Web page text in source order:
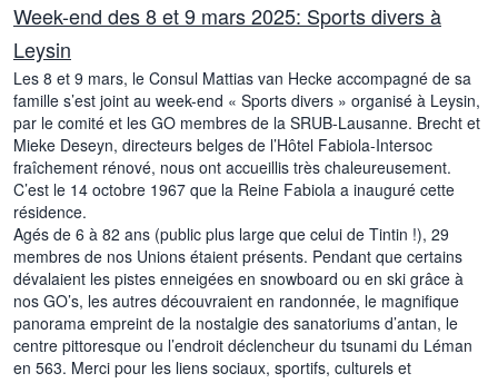
Week-end des 8 et 9 mars 2025: Sports divers à
Leysin
Les 8 et 9 mars, le Consul Mattias van Hecke accompagné de sa
famille s’est joint au week-end « Sports divers » organisé à Leysin,
par le comité et les GO membres de la SRUB-Lausanne. Brecht et
Mieke Deseyn, directeurs belges de l’Hôtel Fabiola-Intersoc
fraîchement rénové, nous ont accueillis très chaleureusement.
C’est le 14 octobre 1967 que la Reine Fabiola a inauguré cette
résidence.
Agés de 6 à 82 ans (public plus large que celui de Tintin !), 29
membres de nos Unions étaient présents. Pendant que certains
dévalaient les pistes enneigées en snowboard ou en ski grâce à
nos GO’s, les autres découvraient en randonnée, le magnifique
panorama empreint de la nostalgie des sanatoriums d’antan, le
centre pittoresque ou l’endroit déclencheur du tsunami du Léman
en 563. Merci pour les liens sociaux, sportifs, culturels et